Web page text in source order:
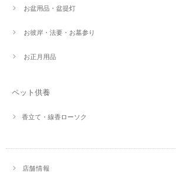
お盆用品・盆提灯
お彼岸・法要・お墓参り
お正月用品
ペット供養
香立て・線香ローソク
店舗情報